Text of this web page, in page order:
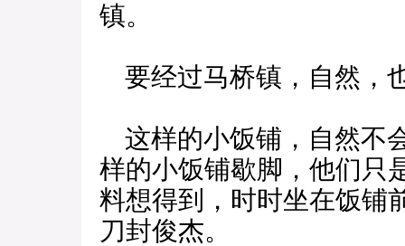
镇。
要经过马桥镇，自然，
这样的小饭铺，自然不
样的小饭铺歇脚，他们只
料想得到，时时坐在饭铺
刀封俊杰。